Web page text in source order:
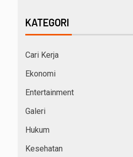
KATEGORI
Cari Kerja
Ekonomi
Entertainment
Galeri
Hukum
Kesehatan